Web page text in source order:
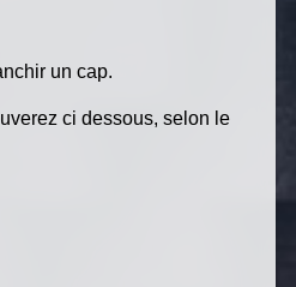
un cap.
ci dessous, selon le